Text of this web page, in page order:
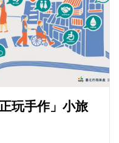
玩手作」小旅